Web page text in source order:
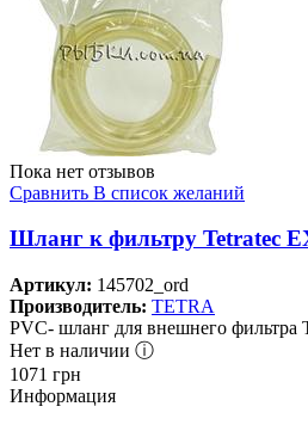
Пока нет отзывов
Сравнить В список желаний
Шланг к фильтру Tetratec
Артикул: 145702_ord
Производитель: TETRA
PVC- шланг для внешнего фильтра
Нет в наличии ⓘ
1071 грн
Информация